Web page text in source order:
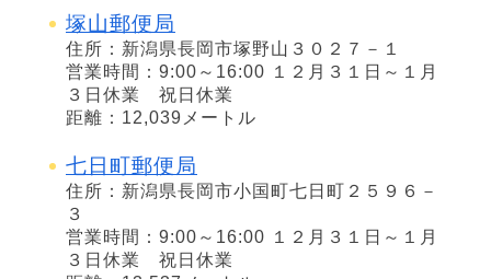
塚山郵便局
住所：新潟県長岡市塚野山３０２７－１
営業時間：9:00～16:00 １２月３１日～１月
３日休業 祝日休業
距離：12,039メートル
七日町郵便局
住所：新潟県長岡市小国町七日町２５９６－
３
営業時間：9:00～16:00 １２月３１日～１月
３日休業 祝日休業